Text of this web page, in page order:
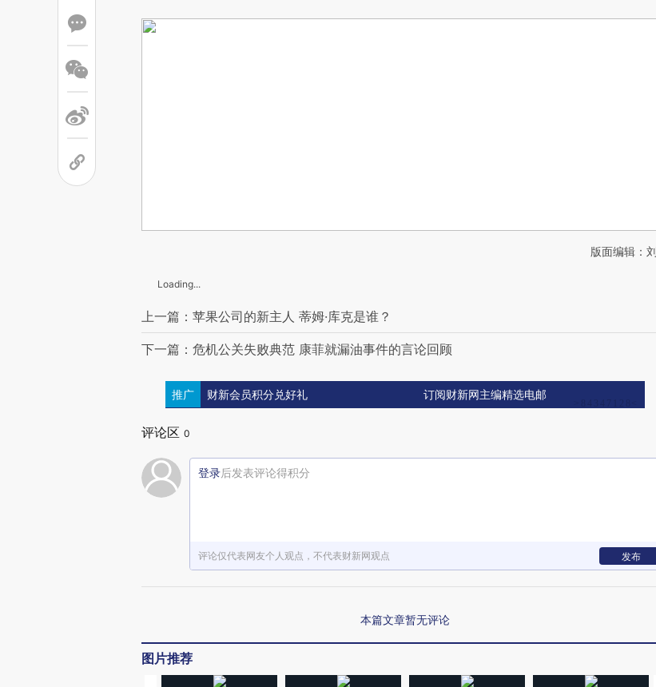
版面编辑：
Loading...
上一篇：苹果公司的新主人 蒂姆·库克是谁？
下一篇：危机公关失败典范 康菲就漏油事件的言论回顾
推广 财新会员积分兑好礼 订阅财新网主编精选电邮
评论区 0
登录后发表评论得积分
评论仅代表网友个人观点，不代表财新网观点 发布
本篇文章暂无评论
图片推荐